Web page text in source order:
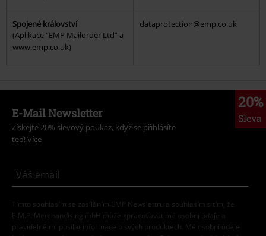
Spojené království
(Aplikace “EMP Mailorder Ltd” a
www.emp.co.uk)
dataprotection@emp.co.uk
20%
Sleva
E-Mail Newsletter
Získejte 20% slevový poukaz, když se přihlásíte
teď! Více
Tímto souhlasím se zasíláním EMP Newslettru a souhlasím s tím, že
E.M.P. Merchandising mbH může zpracovávat mé osobní údaje a
pravidelně mi posílat informace o svých produktech. Mé osobní údaje